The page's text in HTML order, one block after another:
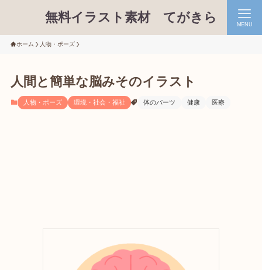
無料イラスト素材 てがきら MENU
ホーム 人物・ポーズ
人間と簡単な脳みそのイラスト
人物・ポーズ 環境・社会・福祉 体のパーツ 健康 医療